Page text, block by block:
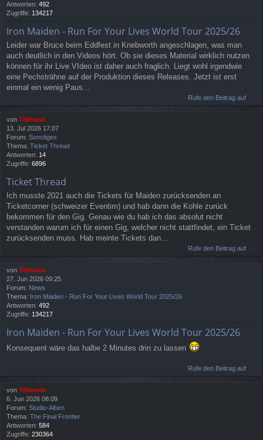
Antworten: 492
Zugriffe: 134217
Iron Maiden - Run For Your Lives World Tour 2025/26
Leider war Bruce beim Eddfest in Knebworth angeschlagen, was man
auch deutlich in den Videos hört. Ob sie dieses Material wirklich nutzen
können für ihr Live VIdeo ist daher auch fraglich. Liegt wohl irgendwie
eine Pechsträhne auf der Produktion dieses Releases. Jetzt ist erst
einmal ein wenig Paus...
Rufe den Beitrag auf
von Tillmann
13. Jul 2026 17:07
Forum: Sonstiges
Thema: Ticket Thread
Antworten: 14
Zugriffe: 6896
Ticket Thread
Ich musste 2021 auch die Tickets für Maiden zurücksenden an
Ticketcorner (schweizer Eventim) und hab dann die Kohle zurück
bekommen für den Gig. Genau wie du hab ich das absolut nicht
verstanden warum ich für einen Gig, welcher nicht stattfindet, ein Ticket
zurücksenden muss. Hab meinte Tickets dan...
Rufe den Beitrag auf
von Tillmann
27. Jun 2026 09:25
Forum: News
Thema: Iron Maiden - Run For Your Lives World Tour 2025/26
Antworten: 492
Zugriffe: 134217
Iron Maiden - Run For Your Lives World Tour 2025/26
Konsequent wäre das halbe 2 Minutes drin zu lassen
Rufe den Beitrag auf
von Tillmann
6. Jun 2026 08:09
Forum: Studio-Alben
Thema: The Final Frontier
Antworten: 584
Zugriffe: 230364